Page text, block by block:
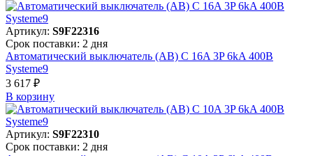
Артикул: S9F22316
Срок поставки: 2 дня
Автоматический выключатель (АВ) C 16A 3P 6kA 400В
Systeme9
3 617 ₽
В корзинy
Артикул: S9F22310
Срок поставки: 2 дня